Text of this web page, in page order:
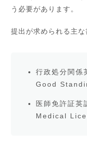
う必要があります。
提出が求められる主な
行政処分関
Good
医師免許証
Medical